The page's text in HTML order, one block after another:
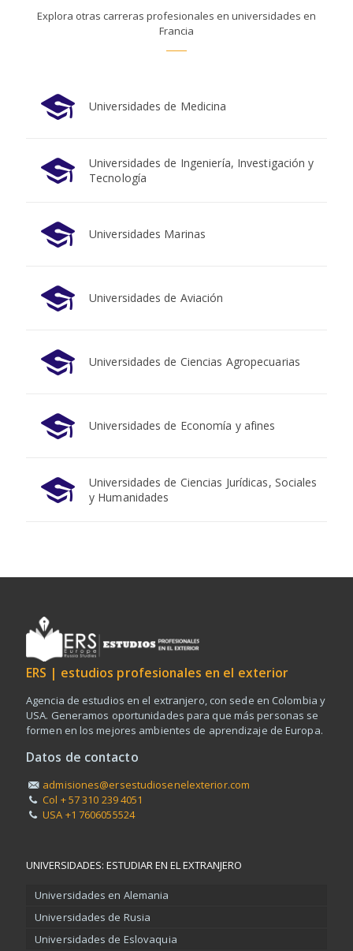
Explora otras carreras profesionales en universidades en
Francia
Universidades de Medicina
Universidades de Ingeniería, Investigación y
Tecnología
Universidades Marinas
Universidades de Aviación
Universidades de Ciencias Agropecuarias
Universidades de Economía y afines
Universidades de Ciencias Jurídicas, Sociales
y Humanidades
ERS | estudios profesionales en el exterior
Agencia de estudios en el extranjero, con sede en Colombia y
USA. Generamos oportunidades para que más personas se
formen en los mejores ambientes de aprendizaje de Europa.
Datos de contacto
admisiones@ersestudiosenelexterior.com
Col + 57 310 239 4051
USA +1 7606055524
UNIVERSIDADES: ESTUDIAR EN EL EXTRANJERO
Universidades en Alemania
Universidades de Rusia
Universidades de Eslovaquia